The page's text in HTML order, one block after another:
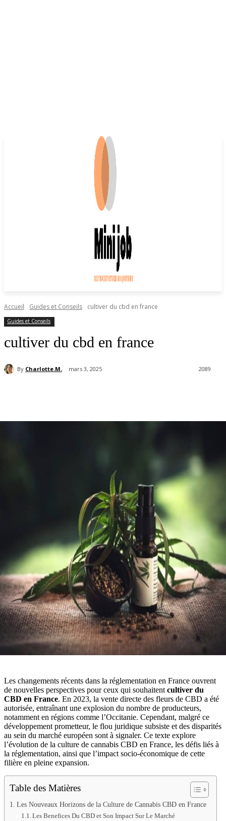
Accueil Guides et Conseils cultiver du cbd en france
Guides et Conseils
cultiver du cbd en france
By Charlotte.M. mars 3, 2025 2089
Les changements récents dans la réglementation en France ouvrent
de nouvelles perspectives pour ceux qui souhaitent cultiver du
CBD en France. En 2023, la vente directe des fleurs de CBD a été
autorisée, entraînant une explosion du nombre de producteurs,
notamment en régions comme l’Occitanie. Cependant, malgré ce
développement prometteur, le flou juridique subsiste et des disparités
au sein du marché européen sont à signaler. Ce texte explore
l’évolution de la culture de cannabis CBD en France, les défis liés à
la réglementation, ainsi que l’impact socio-économique de cette
filière en pleine expansion.
Table des Matières
Les Nouveaux Horizons de la Culture de Cannabis CBD en France
Les Benefices Du CBD et Son Impact Sur Le Marché